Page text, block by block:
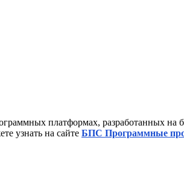
платформах, разработанных на
узнать на сайте БПС Программные